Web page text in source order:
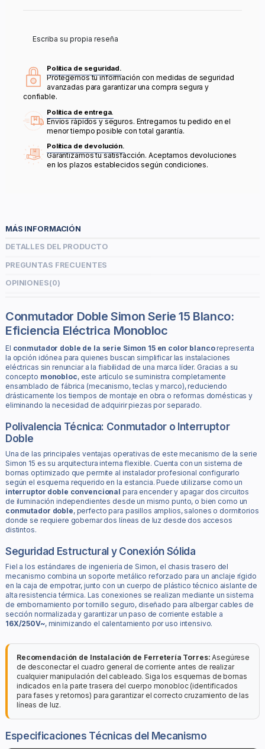
Escriba su propia reseña
Política de seguridad.
Protegemos tu información con medidas de seguridad
avanzadas para garantizar una compra segura y
confiable.
Política de entrega.
Envíos rápidos y seguros. Entregamos tu pedido en el
menor tiempo posible con total garantía.
Política de devolución.
Garantizamos tu satisfacción. Aceptamos devoluciones
en los plazos establecidos según condiciones.
MÁS INFORMACIÓN
DETALLES DEL PRODUCTO
PREGUNTAS FRECUENTES
OPINIONES(0)
Conmutador Doble Simon Serie 15 Blanco:
Eficiencia Eléctrica Monobloc
El conmutador doble de la serie Simon 15 en color blancorepresenta
la opción idónea para quienes buscan simplificar las instalaciones
eléctricas sin renunciar a la fiabilidad de una marca líder. Gracias a su
concepto monobloc, este artículo se suministra completamente
ensamblado de fábrica (mecanismo, teclas y marco), reduciendo
drásticamente los tiempos de montaje en obra o reformas domésticas y
eliminando la necesidad de adquirir piezas por separado.
Polivalencia Técnica: Conmutador o Interruptor
Doble
Una de las principales ventajas operativas de este mecanismo de la serie
Simon 15 es su arquitectura interna flexible. Cuenta con un sistema de
bornas optimizado que permite al instalador profesional configurarlo
según el esquema requerido en la estancia. Puede utilizarse como un
interruptor doble convencional para encender y apagar dos circuitos
de iluminación independientes desde un mismo punto, o bien como un
conmutador doble, perfecto para pasillos amplios, salones o dormitorios
donde se requiere gobernar dos líneas de luz desde dos accesos
distintos.
Seguridad Estructural y Conexión Sólida
Fiel a los estándares de ingeniería de Simon, el chasis trasero del
mecanismo combina un soporte metálico reforzado para un anclaje rígido
en la caja de empotrar, junto con un cuerpo de plástico técnico aislante de
alta resistencia térmica. Las conexiones se realizan mediante un sistema
de embornamiento por tornillo seguro, diseñado para albergar cables de
sección normalizada y garantizar un paso de corriente estable a
16X/250V~, minimizando el calentamiento por uso intensivo.
Recomendación de Instalación de Ferretería Torres: Asegúrese
de desconectar el cuadro general de corriente antes de realizar
cualquier manipulación del cableado. Siga los esquemas de bornas
indicados en la parte trasera del cuerpo monobloc (identificados
para fases y retornos) para garantizar el correcto cruzamiento de las
líneas de luz.
Especificaciones Técnicas del Mecanismo